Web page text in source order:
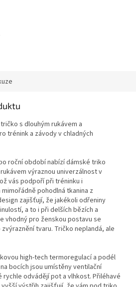
s dlouhým rukávem a
trénink a závody v chladných
roční období nabízí dámské triko
výraznou univerzálnost v
vás podpoří při tréninku i
pohodlná tkanina z
zajišťují, že jakékoli odřeniny
a to i při delších bězích a
vhodný pro ženskou postavu se
tvaru. Tričko neplandá, ale
high-tech termoregulací a podél
bocích jsou umístěny ventilační
odvádějí pot a vlhkost. Přiléhavé